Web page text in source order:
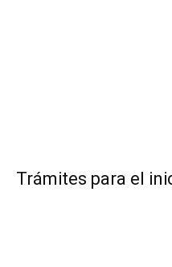
Trámites para el